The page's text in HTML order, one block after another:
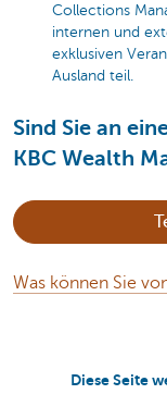
Collections
internen und
exklusiven
Ausland teil.
Sind Sie an
KBC Wealth
Was können Sie
Diese Seite